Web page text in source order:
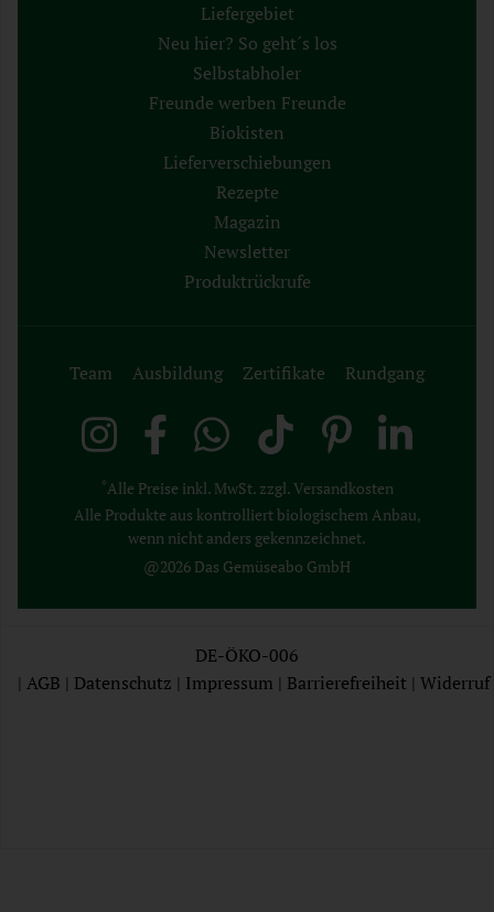
Liefergebiet
Neu hier? So geht´s los
Selbstabholer
Freunde werben Freunde
Biokisten
Lieferverschiebungen
Rezepte
Magazin
Newsletter
Produktrückrufe
Team Ausbildung Zertifikate Rundgang
*Alle Preise inkl. MwSt. zzgl. Versandkosten
Alle Produkte aus kontrolliert biologischem Anbau,
wenn nicht anders gekennzeichnet.
@2026 Das Gemüseabo GmbH
DE-ÖKO-006
| AGB | Datenschutz | Impressum | Barrierefreiheit | Widerruf